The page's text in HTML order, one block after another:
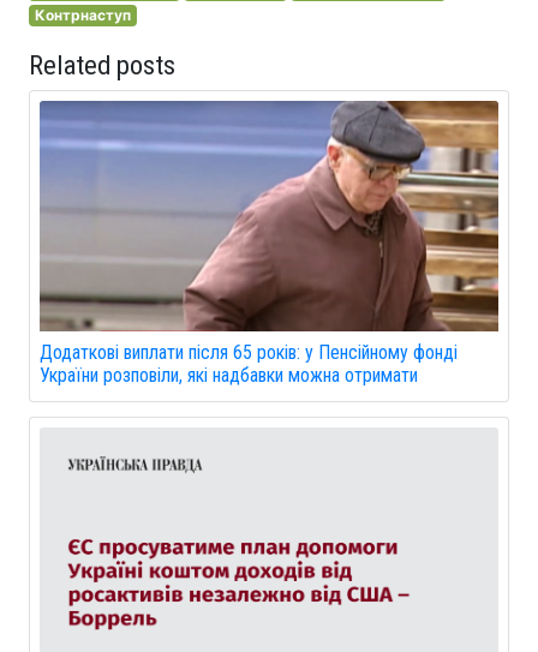
Контрнаступ
Related posts
Додаткові виплати після 65 років: у Пенсійному фонді
України розповіли, які надбавки можна отримати